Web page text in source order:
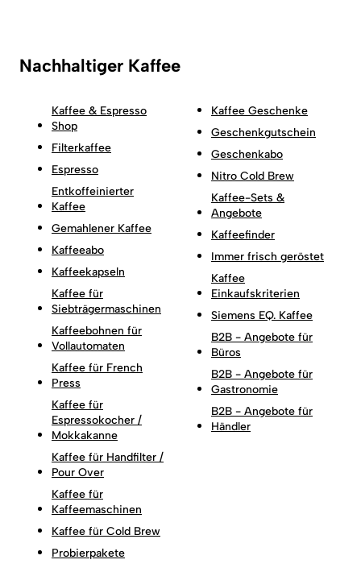
Nachhaltiger Kaffee
Kaffee & Espresso
Shop
Filterkaffee
Espresso
Entkoffeinierter
Kaffee
Gemahlener Kaffee
Kaffeeabo
Kaffeekapseln
Kaffee für
Siebträgermaschinen
Kaffeebohnen für
Vollautomaten
Kaffee für French
Press
Kaffee für
Espressokocher /
Mokkakanne
Kaffee für Handfilter /
Pour Over
Kaffee für
Kaffeemaschinen
Kaffee für Cold Brew
Probierpakete
Kaffee Geschenke
Geschenkgutschein
Geschenkabo
Nitro Cold Brew
Kaffee-Sets &
Angebote
Kaffeefinder
Immer frisch geröstet
Kaffee
Einkaufskriterien
Siemens EQ. Kaffee
B2B - Angebote für
Büros
B2B - Angebote für
Gastronomie
B2B - Angebote für
Händler